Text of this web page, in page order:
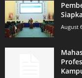
August